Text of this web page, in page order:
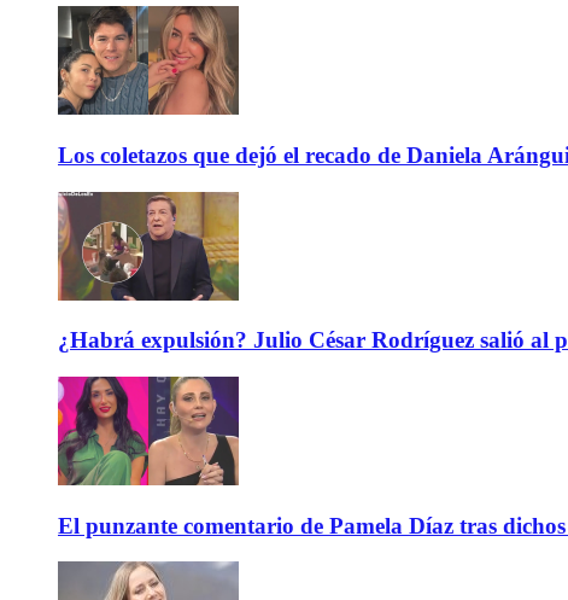
Los coletazos que dejó el recado de Daniela
¿Habrá expulsión? Julio César Rodríguez salió al
El punzante comentario de Pamela Díaz tras